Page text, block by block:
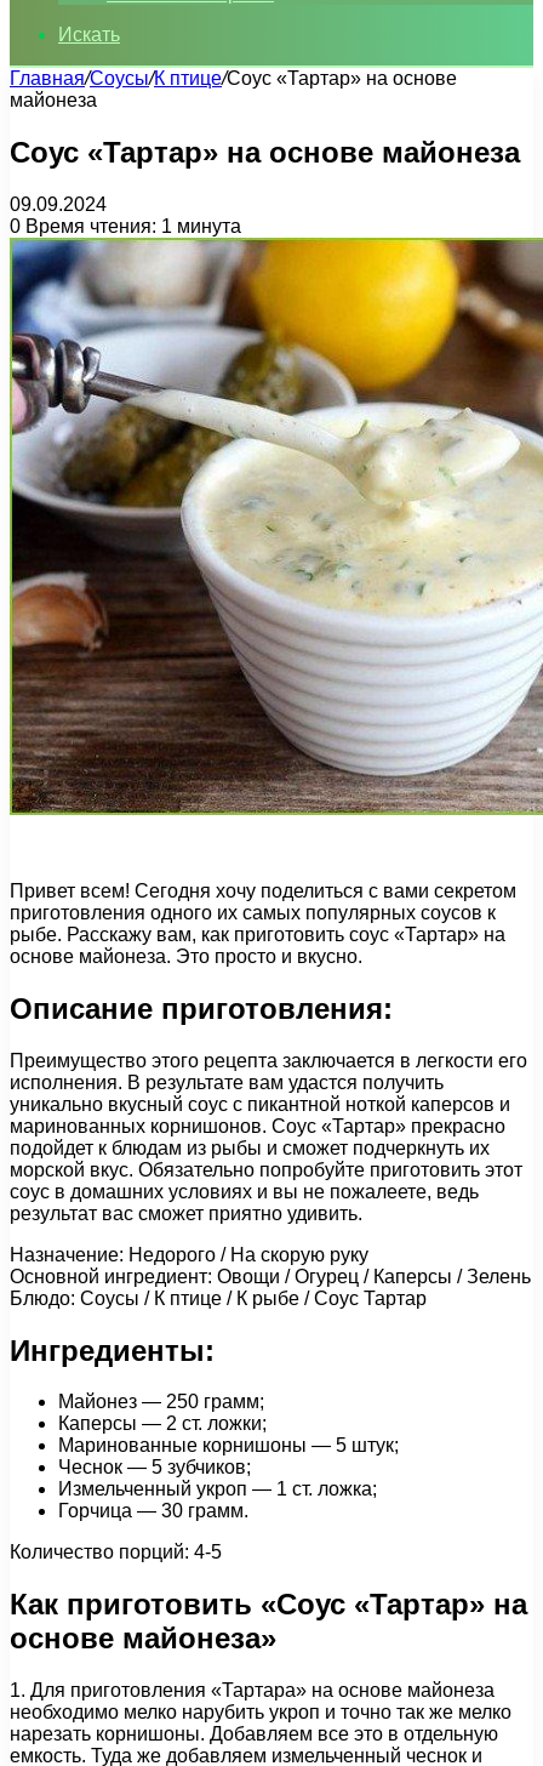
Искать
Главная/Соусы/К птице/Соус «Тартар» на основе
майонеза
Соус «Тартар» на основе майонеза
09.09.2024
0 Время чтения: 1 минута
Привет всем! Сегодня хочу поделиться с вами секретом
приготовления одного их самых популярных соусов к
рыбе. Расскажу вам, как приготовить соус «Тартар» на
основе майонеза. Это просто и вкусно.
Описание приготовления:
Преимущество этого рецепта заключается в легкости его
исполнения. В результате вам удастся получить
уникально вкусный соус с пикантной ноткой каперсов и
маринованных корнишонов. Соус «Тартар» прекрасно
подойдет к блюдам из рыбы и сможет подчеркнуть их
морской вкус. Обязательно попробуйте приготовить этот
соус в домашних условиях и вы не пожалеете, ведь
результат вас сможет приятно удивить.
Назначение: Недорого / На скорую руку
Основной ингредиент: Овощи / Огурец / Каперсы / Зелень
Блюдо: Соусы / К птице / К рыбе / Соус Тартар
Ингредиенты:
Майонез — 250 грамм;
Каперсы — 2 ст. ложки;
Маринованные корнишоны — 5 штук;
Чеснок — 5 зубчиков;
Измельченный укроп — 1 ст. ложка;
Горчица — 30 грамм.
Количество порций: 4-5
Как приготовить «Соус «Тартар» на
основе майонеза»
1. Для приготовления «Тартара» на основе майонеза
необходимо мелко нарубить укроп и точно так же мелко
нарезать корнишоны. Добавляем все это в отдельную
емкость. Туда же добавляем измельченный чеснок и